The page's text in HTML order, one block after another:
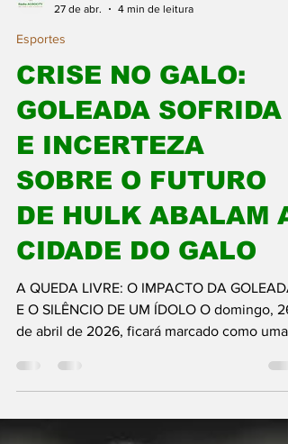
27 de abr.
Esportes
CRISE NO GALO:
GOLEADA SOFRIDA
E INCERTEZA
SOBRE O FUTURO
DE HULK ABALAM A
CIDADE DO GALO
A QUEDA LIVRE: O IMPACTO DA GOLEADA
de abril de 2026, ficará marcado como uma
das datas mais dolorosas para a massa